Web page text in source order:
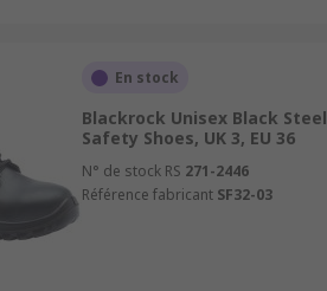
En stock
Blackrock Unisex Black Steel
Safety Shoes, UK 3, EU 36
N° de stock RS 271-2446
Référence fabricant SF32-03